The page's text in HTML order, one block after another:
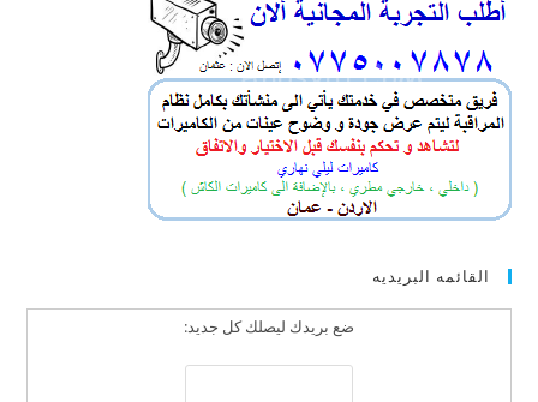
القائمه البريديه
ضع بريدك ليصلك كل جديد: